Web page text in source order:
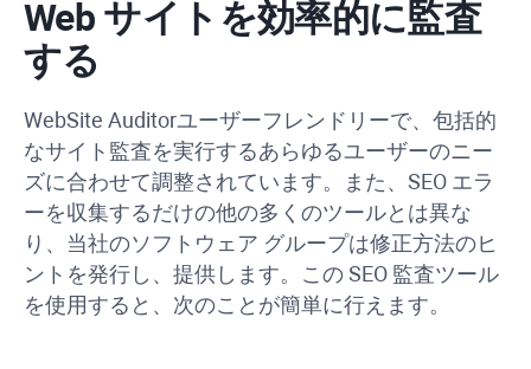
Web サイトを効率的に監査
する
WebSite Auditorユーザーフレンドリーで、包括的
なサイト監査を実行するあらゆるユーザーのニー
ズに合わせて調整されています。
また、SEO エラ
ーを収集するだけの他の多くのツールとは異な
り、当社のソフトウェア グループは修正方法のヒ
ントを発行し、提供します。 この SEO 監査ツール
を使用すると、次のことが簡単に行えます。